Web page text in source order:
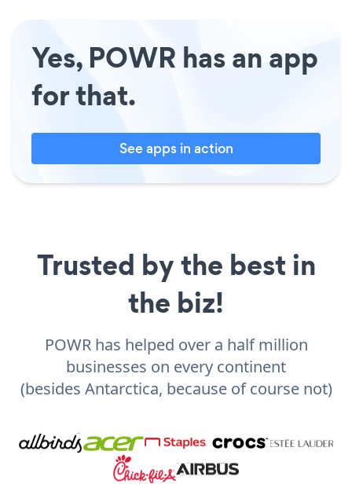
Yes, POWR has an app
for that.
See apps in action
Trusted by the best in
the biz!
POWR has helped over a half million
businesses on every continent
(besides Antarctica, because of course not)